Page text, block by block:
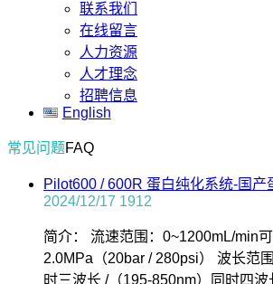
联系我们
在线留言
人力资源
人才理念
招聘信息
English
常见问题FAQ
Pilot600 / 600R 蛋白纯化系统-国产
2024/12/17 1912
简介： 流速范围：0~1200mL/min
2.0MPa（20bar / 280psi） 波长范
时三波长 /（195-850nm）同时四